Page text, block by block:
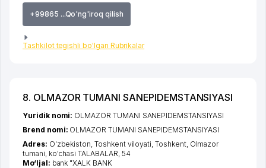
+99865 ...Qo'ng'iroq qilish
Tashkilot tegishli bo'lgan Rubrikalar
8. OLMAZOR TUMANI SANEPIDEMSTANSIYASI
Yuridik nomi: OLMAZOR TUMANI SANEPIDEMSTANSIYASI
Brend nomi: OLMAZOR TUMANI SANEPIDEMSTANSIYASI
Adres: O'zbekiston,Toshkent viloyati ,Toshkent, Olmazor
tumani ko'chasi TALABALAR , 54
Mo‘ljal: bank "XALK BANK